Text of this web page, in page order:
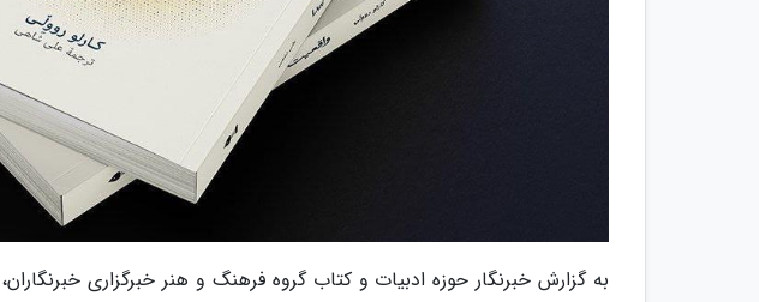
به گزارش خبرنگار حوزه ادبیات و کتاب گروه فرهنگ و هنر خبرگزاری